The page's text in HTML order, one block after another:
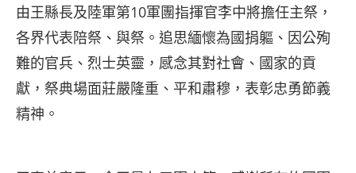
由王縣長及陸軍第10軍團指揮官李中將擔任主祭，
各界代表陪祭、與祭。追思緬懷為國捐軀、因公殉
難的官兵、烈士英靈，感念其對社會、國家的貢
獻，祭典場面莊嚴隆重、平和肅穆，表彰忠勇節義
精神。